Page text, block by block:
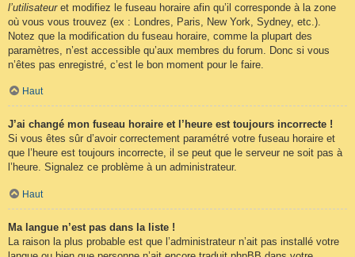
l’utilisateuret modifiez le fuseau horaire afin qu’il corresponde à la zone
où vous vous trouvez (ex : Londres, Paris, New York, Sydney, etc.).
Notez que la modification du fuseau horaire, comme la plupart des
paramètres, n’est accessible qu’aux membres du forum. Donc si vous
n’êtes pas enregistré, c’est le bon moment pour le faire.
Haut
J’ai changé mon fuseau horaire et l’heure est toujours incorrecte !
Si vous êtes sûr d’avoir correctement paramétré votre fuseau horaire et
que l’heure est toujours incorrecte, il se peut que le serveur ne soit pas à
l’heure. Signalez ce problème à un administrateur.
Haut
Ma langue n’est pas dans la liste !
La raison la plus probable est que l’administrateur n’ait pas installé votre